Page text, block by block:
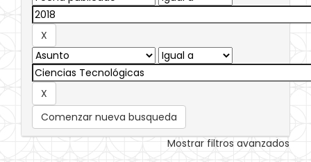
Comenzar nueva busqueda
Mostrar filtros avanzados